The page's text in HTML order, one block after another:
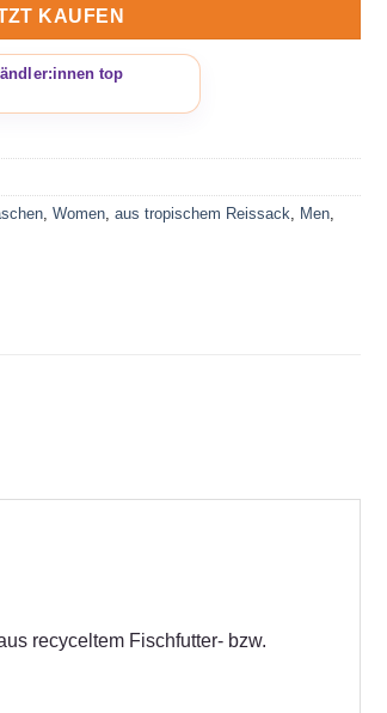
KAUFEN
, Women, aus tropischem Reissack Men,
recyceltem Fischfutter- bzw.